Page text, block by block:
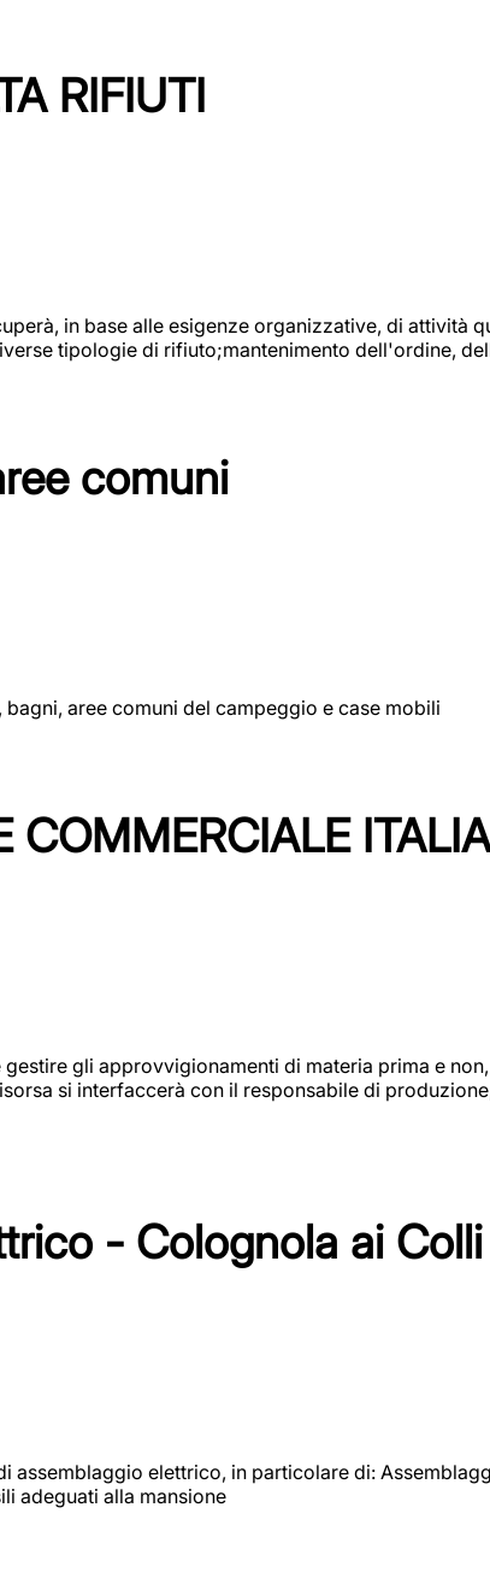
RIFIUTI
in base alle esigenze organizzative, di
tipologie di rifiuto;mantenimento dell'ordine,
comuni
aree comuni del campeggio e case mobili
COMMERCIALE ITALIA
gli approvvigionamenti di materia prima e
si interfaccerà con il responsabile di
- Colognola ai Colli
assemblaggio elettrico, in particolare di:
adeguati alla mansione